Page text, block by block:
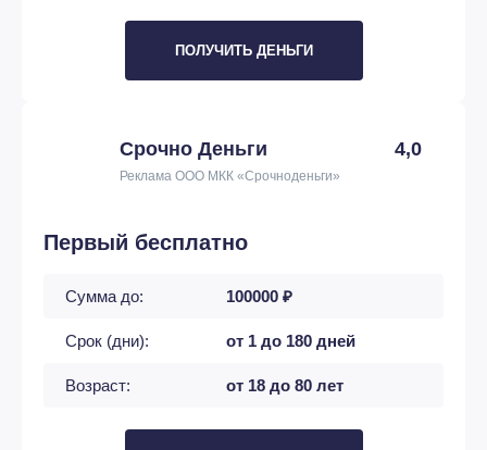
ПОЛУЧИТЬ ДЕНЬГИ
Срочно Деньги 4,0
Реклама ООО МКК «Срочноденьги»
Первый бесплатно
Сумма до: 100000 ₽
Срок (дни): от 1 до 180 дней
Возраст: от 18 до 80 лет